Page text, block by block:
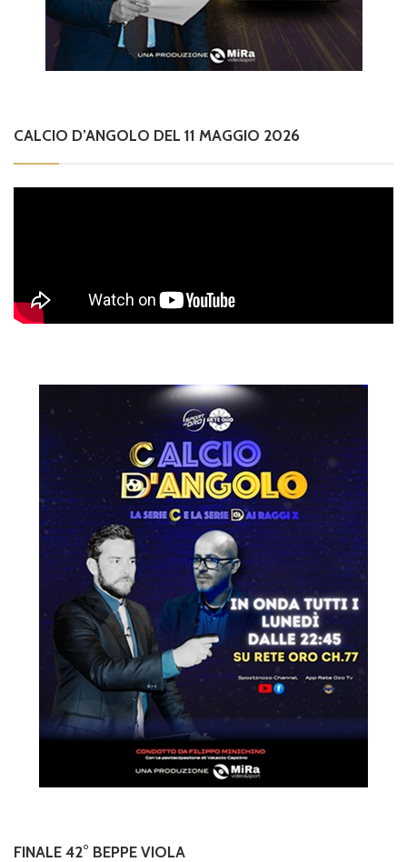
CALCIO D’ANGOLO DEL 11 MAGGIO 2026
FINALE 42° BEPPE VIOLA